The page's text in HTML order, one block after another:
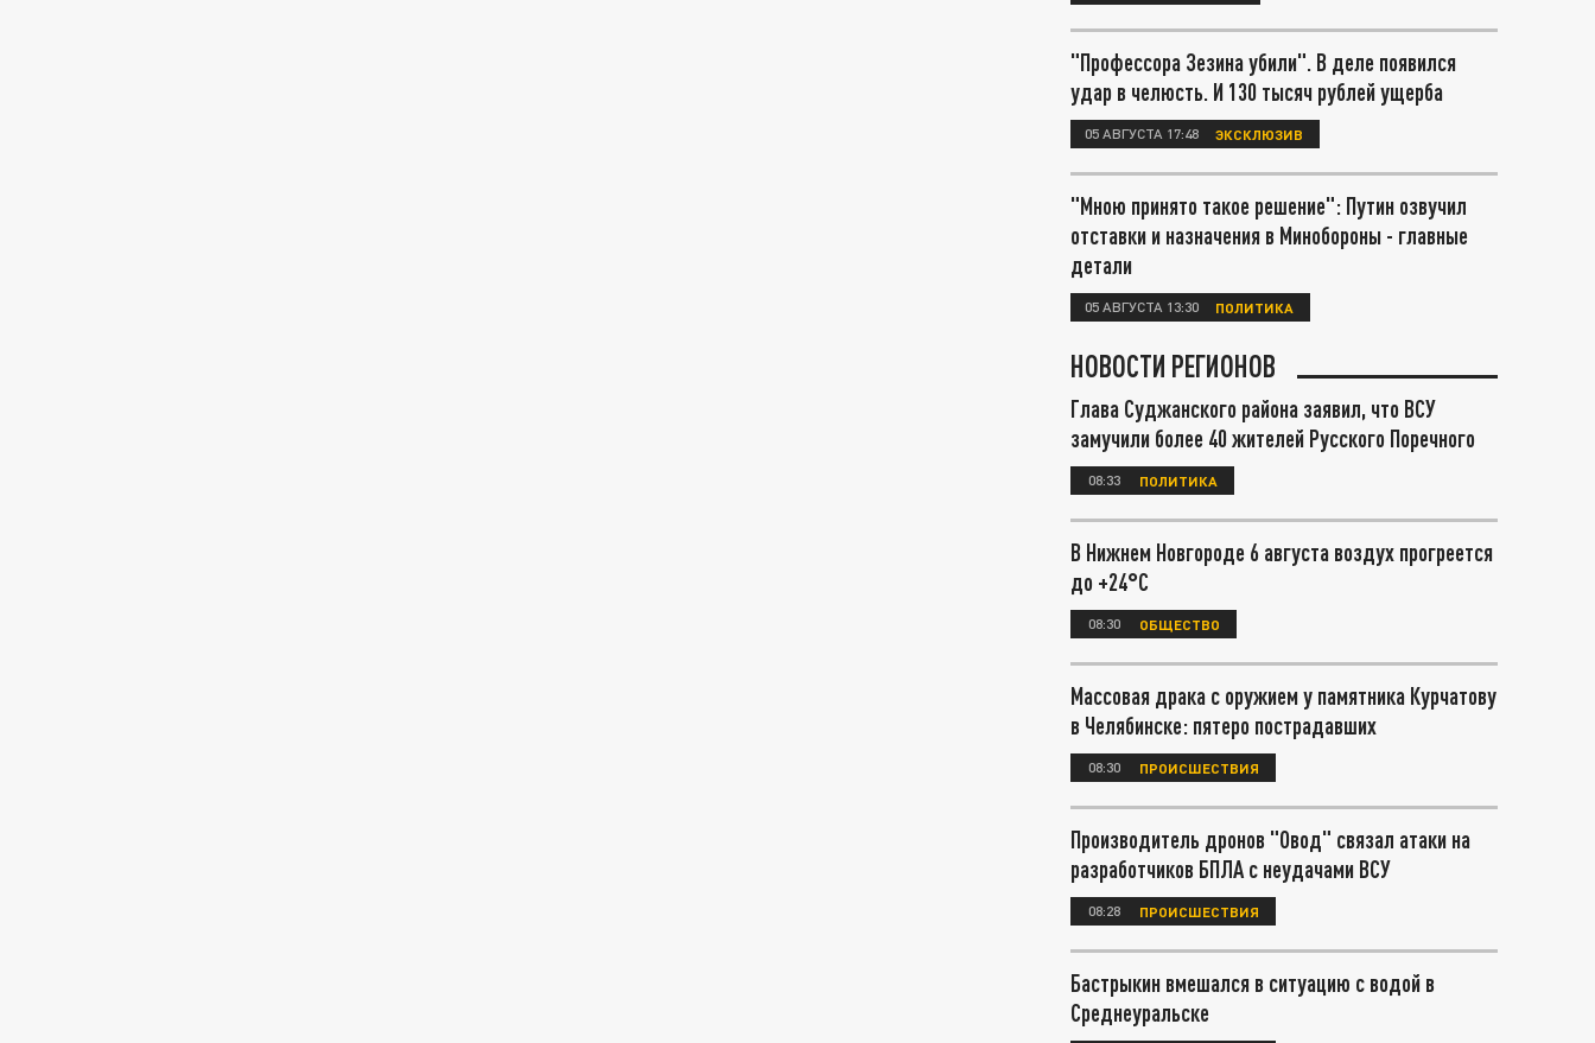
"Профессора Зезина убили". В деле появился
удар в челюсть. И 130 тысяч рублей ущерба
05 АВГУСТА 17:48 ЭКСКЛЮЗИВ
"Мною принято такое решение": Путин озвучил
отставки и назначения в Минобороны - главные
детали
05 АВГУСТА 13:30 ПОЛИТИКА
НОВОСТИ РЕГИОНОВ
Глава Суджанского района заявил, что ВСУ
замучили более 40 жителей Русского Поречного
08:33 ПОЛИТИКА
В Нижнем Новгороде 6 августа воздух прогреется
до +24°С
08:30 ОБЩЕСТВО
Массовая драка с оружием у памятника Курчатову
в Челябинске: пятеро пострадавших
08:30 ПРОИСШЕСТВИЯ
Производитель дронов "Овод" связал атаки на
разработчиков БПЛА с неудачами ВСУ
08:28 ПРОИСШЕСТВИЯ
Бастрыкин вмешался в ситуацию с водой в
Среднеуральске